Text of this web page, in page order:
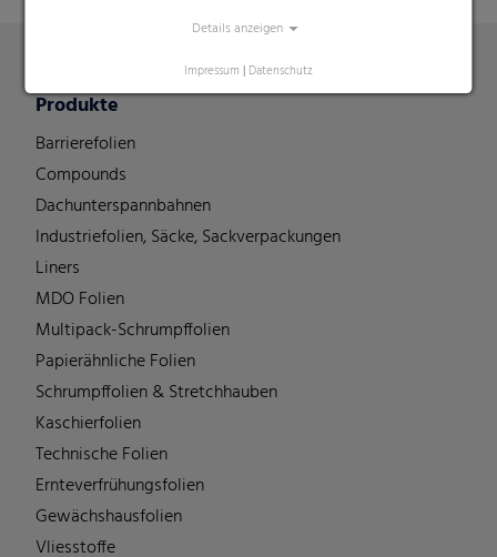
Details anzeigen
Impressum | Datenschutz
Produkte
Barrierefolien
Compounds
Dachunterspannbahnen
Industriefolien, Säcke, Sackverpackungen
Liners
MDO Folien
Multipack-Schrumpffolien
Papierähnliche Folien
Schrumpffolien & Stretchhauben
Kaschierfolien
Technische Folien
Ernteverfrühungsfolien
Gewächshausfolien
Vliesstoffe